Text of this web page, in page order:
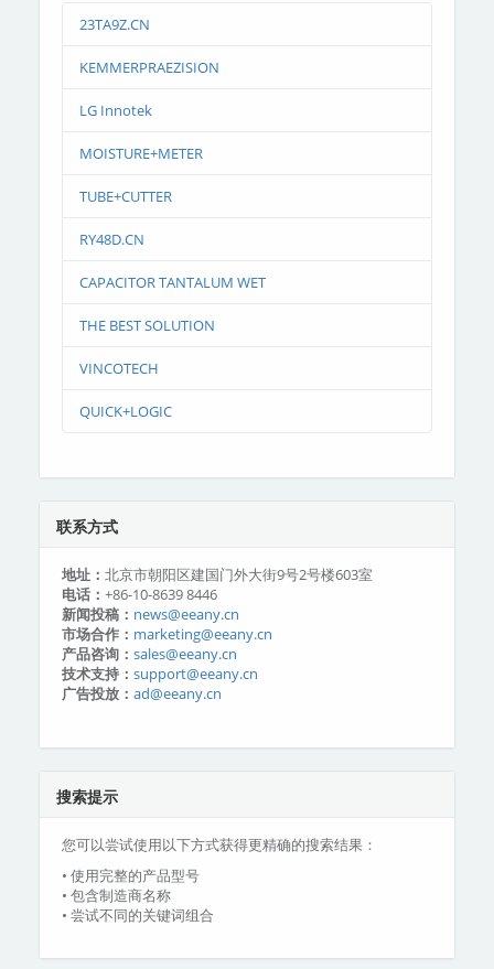
23TA9Z.CN
KEMMERPRAEZISION
LG Innotek
MOISTURE+METER
TUBE+CUTTER
RY48D.CN
CAPACITOR TANTALUM WET
THE BEST SOLUTION
VINCOTECH
QUICK+LOGIC
联系方式
地址： 北京市朝阳区建国门外大街9号2号楼603室
电话： +86-10-8639 8446
新闻投稿： news@eeany.cn
市场合作： marketing@eeany.cn
产品咨询： sales@eeany.cn
技术支持： support@eeany.cn
广告投放： ad@eeany.cn
搜索提示
您可以尝试使用以下方式获得更精确的搜索结果：
• 使用完整的产品型号
• 包含制造商名称
• 尝试不同的关键词组合